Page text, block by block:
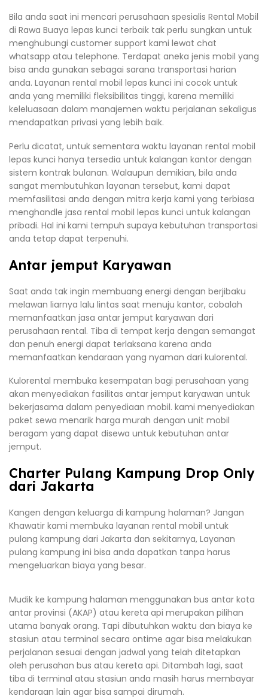
Bila anda saat ini mencari perusahaan spesialis Rental Mobil
di Rawa Buaya lepas kunci terbaik tak perlu sungkan untuk
menghubungi customer support kami lewat chat
whatsapp atau telephone. Terdapat aneka jenis mobil yang
bisa anda gunakan sebagai sarana transportasi harian
anda. Layanan rental mobil lepas kunci ini cocok untuk
anda yang memiliki fleksibilitas tinggi, karena memiliki
keleluasaan dalam manajemen waktu perjalanan sekaligus
mendapatkan privasi yang lebih baik.
Perlu dicatat, untuk sementara waktu layanan rental mobil
lepas kunci hanya tersedia untuk kalangan kantor dengan
sistem kontrak bulanan. Walaupun demikian, bila anda
sangat membutuhkan layanan tersebut, kami dapat
memfasilitasi anda dengan mitra kerja kami yang terbiasa
menghandle jasa rental mobil lepas kunci untuk kalangan
pribadi. Hal ini kami tempuh supaya kebutuhan transportasi
anda tetap dapat terpenuhi.
Antar jemput Karyawan
Saat anda tak ingin membuang energi dengan berjibaku
melawan liarnya lalu lintas saat menuju kantor, cobalah
memanfaatkan jasa antar jemput karyawan dari
perusahaan rental. Tiba di tempat kerja dengan semangat
dan penuh energi dapat terlaksana karena anda
memanfaatkan kendaraan yang nyaman dari kulorental.
Kulorental membuka kesempatan bagi perusahaan yang
akan menyediakan fasilitas antar jemput karyawan untuk
bekerjasama dalam penyediaan mobil. kami menyediakan
paket sewa menarik harga murah dengan unit mobil
beragam yang dapat disewa untuk kebutuhan antar
jemput.
Charter Pulang Kampung Drop Only
dari Jakarta
Kangen dengan keluarga di kampung halaman? Jangan
Khawatir kami membuka layanan rental mobil untuk
pulang kampung dari Jakarta dan sekitarnya, Layanan
pulang kampung ini bisa anda dapatkan tanpa harus
mengeluarkan biaya yang besar.
Mudik ke kampung halaman menggunakan bus antar kota
antar provinsi (AKAP) atau kereta api merupakan pilihan
utama banyak orang. Tapi dibutuhkan waktu dan biaya ke
stasiun atau terminal secara ontime agar bisa melakukan
perjalanan sesuai dengan jadwal yang telah ditetapkan
oleh perusahan bus atau kereta api. Ditambah lagi, saat
tiba di terminal atau stasiun anda masih harus membayar
kendaraan lain agar bisa sampai dirumah.